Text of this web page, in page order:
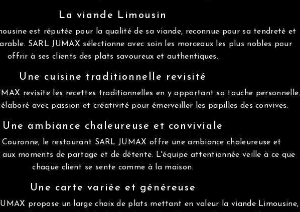
La viande Limousin
est réputée pour la qualité de sa viande, reconnue pour sa tendreté et
SARL JUMAX sélectionne avec soin les morceaux les plus nobles pour
offrir à ses clients des plats savoureux et authentiques.
Une cuisine traditionnelle revisité
revisite les recettes traditionnelles en y apportant sa touche personnelle.
avec passion et créativité pour émerveiller les papilles des convives.
Une ambiance chaleureuse et conviviale
le restaurant SARL JUMAX offre une ambiance chaleureuse et
aux moments de partage et de détente. L'équipe attentionnée veille à ce que
chaque client se sente comme à la maison.
Une carte variée et généreuse
propose un large choix de plats mettant en valeur la viande Limousine,